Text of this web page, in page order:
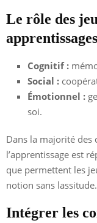
Le rôle des
apprentissages
Cognitif :
Social :
Émotionnel :
soi.
Dans la majorité des
l’apprentissage est
que permettent les
notion sans lassitude.
Intégrer les